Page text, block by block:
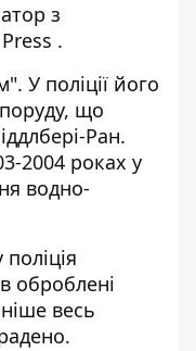
з
.
У поліції його
що
Ран.
2004 роках у
водно-
оброблені
весь